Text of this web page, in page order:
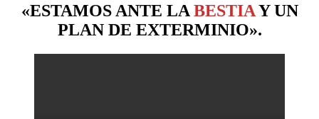
«ESTAMOS ANTE LA BESTIA Y UN
PLAN DE EXTERMINIO».